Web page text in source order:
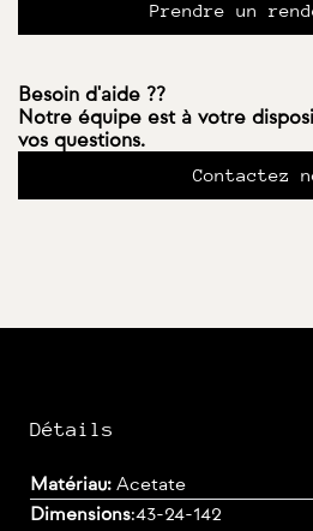
Prendre un
Besoin d'aide ??
Notre équipe est à votre
vos questions.
Contactez
Détails
Matériau: Acetate
Dimensions:43-24-142